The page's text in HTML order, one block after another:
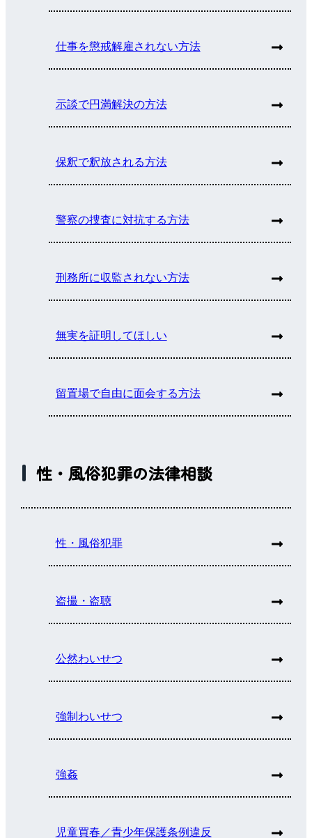
仕事を懲戒解雇されない方法
示談で円満解決の方法
保釈で釈放される方法
警察の捜査に対抗する方法
刑務所に収監されない方法
無実を証明してほしい
留置場で自由に面会する方法
性・風俗犯罪の法律相談
性・風俗犯罪
盗撮・盗聴
公然わいせつ
強制わいせつ
強姦
児童買春／青少年保護条例違反